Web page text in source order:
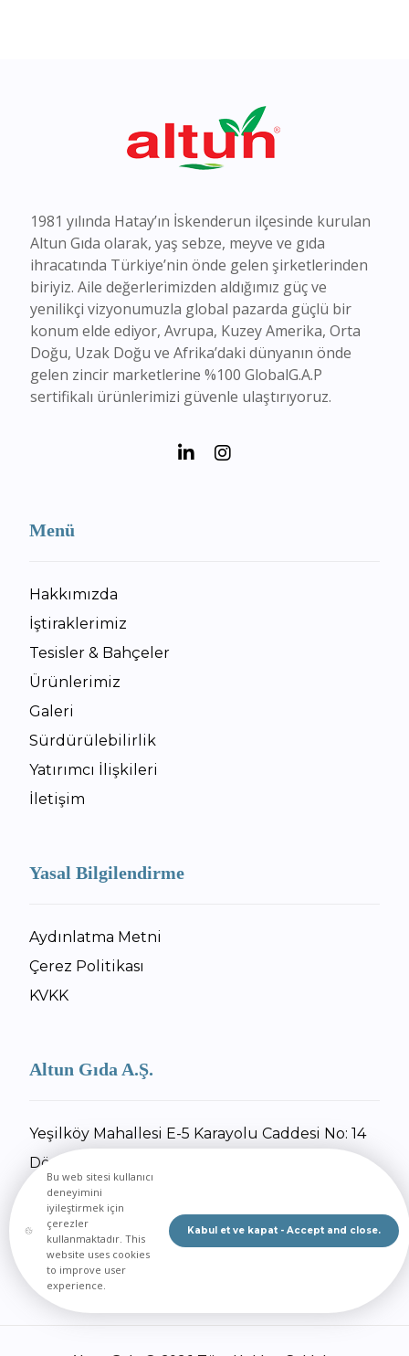
1981 yılında Hatay’ın İskenderun ilçesinde kurulan
Altun Gıda olarak, yaş sebze, meyve ve gıda
ihracatında Türkiye’nin önde gelen şirketlerinden
biriyiz. Aile değerlerimizden aldığımız güç ve
yenilikçi vizyonumuzla global pazarda güçlü bir
konum elde ediyor, Avrupa, Kuzey Amerika, Orta
Doğu, Uzak Doğu ve Afrika’daki dünyanın önde
gelen zincir marketlerine %100 GlobalG.A.P
sertifikalı ürünlerimizi güvenle ulaştırıyoruz.
Menü
Hakkımızda
İştiraklerimiz
Tesisler & Bahçeler
Ürünlerimiz
Galeri
Sürdürülebilirlik
Yatırımcı İlişkileri
İletişim
Yasal Bilgilendirme
Aydınlatma Metni
Çerez Politikası
KVKK
Altun Gıda A.Ş.
Yeşilköy Mahallesi E-5 Karayolu Caddesi No: 14
Dörtyol / Hatay
+90 326 734 27 55
+90 326 734 30 92
E-Posta Gönder
Bu web sitesi kullanıcı
deneyimini
iyileştirmek için
çerezler
kullanmaktadır. This
website uses cookies
to improve user
experience.
Kabul et ve kapat - Accept and close.